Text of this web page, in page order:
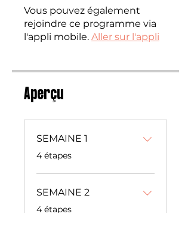
Vous pouvez également
rejoindre ce programme via
l'appli mobile. Aller sur l'appli
Aperçu
SEMAINE 1
4 étapes
SEMAINE 2
4 étapes